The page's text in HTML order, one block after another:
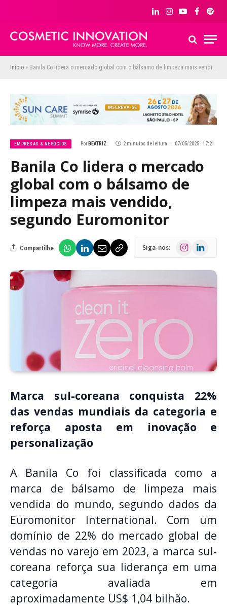
LinkedInInstagram
YouTubeFacebook
Início » Banila Co lidera o mercado global com o bálsamo de limpeza mais vendido, segundo Euromonitor
EMPRESAS & NEGÓCIOS Por BEATRIZ 2 minutos de leitura 07/05/2025 · 17:21
Banila Co lidera o mercado
global com o bálsamo de
limpeza mais vendido,
segundo Euromonitor
Compartilhe Siga-nos: InstagramLinkedIn
Marca sul-coreana conquista 22%
das vendas mundiais da categoria e
reforça aposta em inovação e
personalização
A Banila Co foi classificada como a
marca de bálsamo de limpeza mais
vendida do mundo, segundo dados da
Euromonitor International. Com um
domínio de 22% do mercado global de
vendas no varejo em 2023, a marca sul-
coreana reforça sua liderança em uma
categoria avaliada em
aproximadamente US$ 1,04 bilhão.